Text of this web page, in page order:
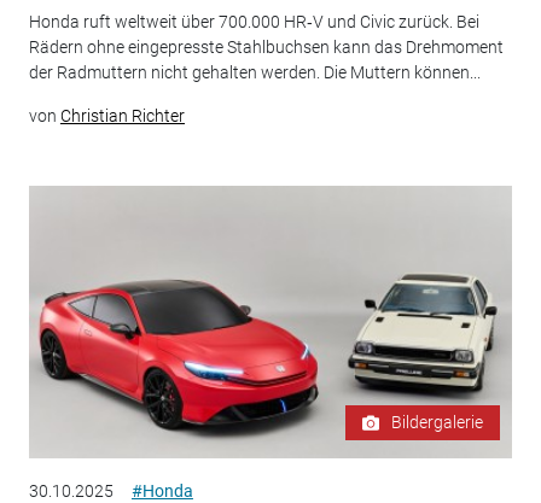
Honda ruft weltweit über 700.000 HR‑V und Civic zurück. Bei
Rädern ohne eingepresste Stahlbuchsen kann das Drehmoment
der Radmuttern nicht gehalten werden. Die Muttern können...
von Christian Richter
Bildergalerie
30.10.2025 #Honda